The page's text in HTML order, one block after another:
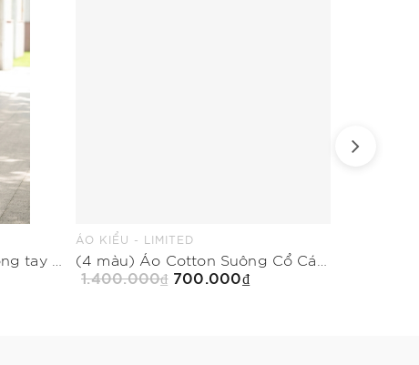
ÁO KIỂU - LIMITED
1.400.000₫ 700.000₫